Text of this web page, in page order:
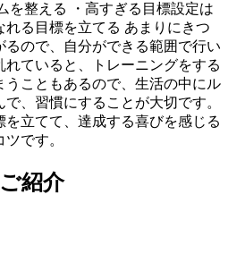
を整える ・高すぎる目標設定は
る目標を立てる あまりにきつ
ので、自分ができる範囲で行い
れていると、トレーニングをする
うこともあるので、生活の中にル
、習慣にすることが大切です。
を立てて、達成する喜びを感じる
です。
紹介